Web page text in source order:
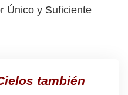
Único y Suficiente
también